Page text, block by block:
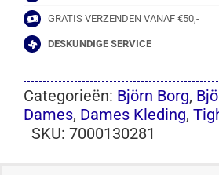
GRATIS VERZENDEN VANAF €50,-
DESKUNDIGE SERVICE
Categorieën: Björn Borg,
Dames, Dames Kleding,
SKU: 7000130281